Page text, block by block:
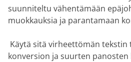
suunniteltu vähentämään
muokkauksia ja parantamaan
Käytä sitä virheettömän
konversion ja suurten